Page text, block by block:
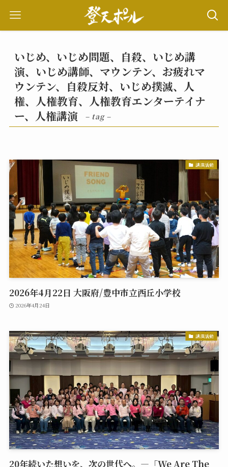
いじめ、いじめ問題、自殺、いじめ講
演、いじめ講師、マウンテン、お疲れマ
ウンテン、自殺反対、いじめ撲滅、人
権、人権教育、人権教育エンターテイナ
ー、人権講演
– tag –
講演活動
2026年4月22日 大阪府/豊中市立西丘小学校
2026年4月24日
講演活動
20年続いた想いを、次の世代へ。―「We Are The